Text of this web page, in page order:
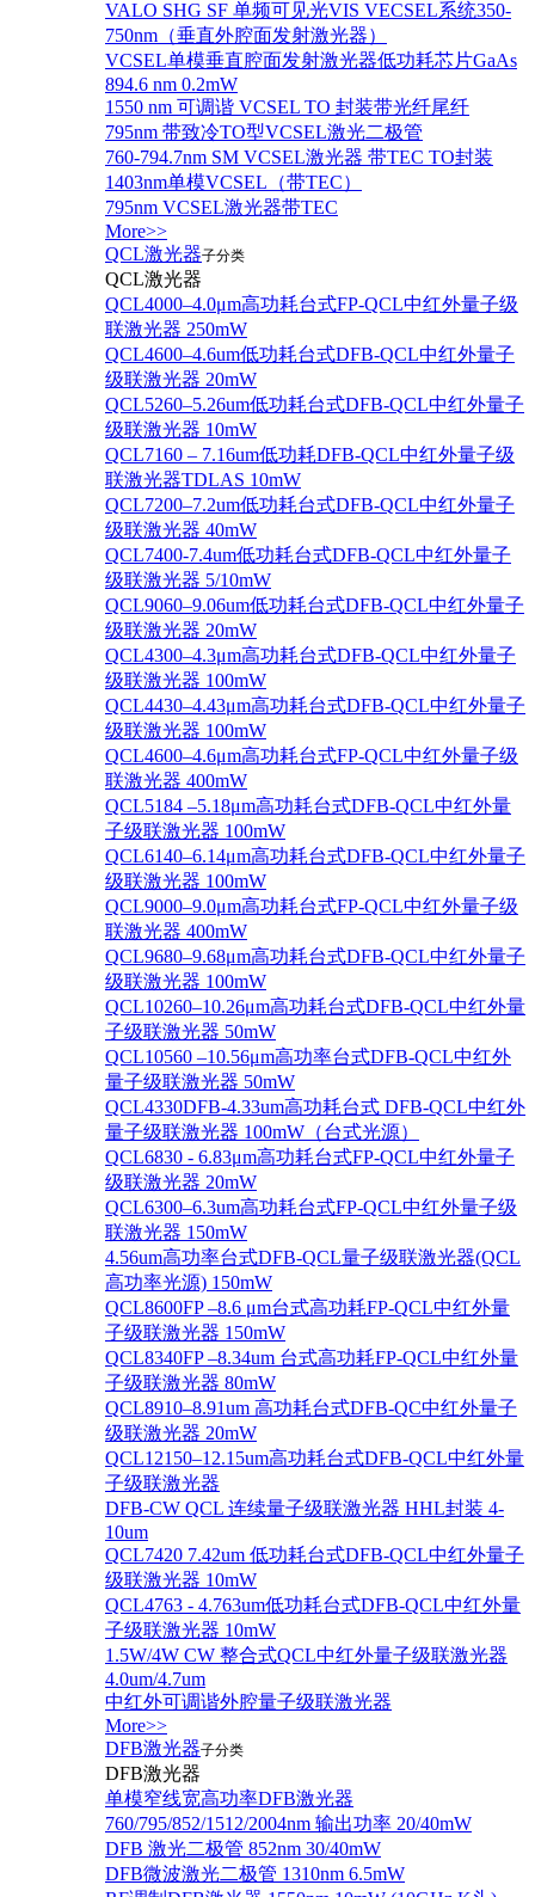
VALO SHG SF 单频可见光VIS VECSEL系统350-
750nm（垂直外腔面发射激光器）
VCSEL单模垂直腔面发射激光器低功耗芯片GaAs
894.6 nm 0.2mW
1550 nm 可调谐 VCSEL TO 封装带光纤尾纤
795nm 带致冷TO型VCSEL激光二极管
760-794.7nm SM VCSEL激光器 带TEC TO封装
1403nm单模VCSEL（带TEC）
795nm VCSEL激光器带TEC
More>>
QCL激光器子分类
QCL激光器
QCL4000–4.0μm高功耗台式FP-QCL中红外量子级
联激光器 250mW
QCL4600–4.6um低功耗台式DFB-QCL中红外量子
级联激光器 20mW
QCL5260–5.26um低功耗台式DFB-QCL中红外量子
级联激光器 10mW
QCL7160 – 7.16um低功耗DFB-QCL中红外量子级
联激光器TDLAS 10mW
QCL7200–7.2um低功耗台式DFB-QCL中红外量子
级联激光器 40mW
QCL7400-7.4um低功耗台式DFB-QCL中红外量子
级联激光器 5/10mW
QCL9060–9.06um低功耗台式DFB-QCL中红外量子
级联激光器 20mW
QCL4300–4.3μm高功耗台式DFB-QCL中红外量子
级联激光器 100mW
QCL4430–4.43μm高功耗台式DFB-QCL中红外量子
级联激光器 100mW
QCL4600–4.6μm高功耗台式FP-QCL中红外量子级
联激光器 400mW
QCL5184 –5.18μm高功耗台式DFB-QCL中红外量
子级联激光器 100mW
QCL6140–6.14μm高功耗台式DFB-QCL中红外量子
级联激光器 100mW
QCL9000–9.0μm高功耗台式FP-QCL中红外量子级
联激光器 400mW
QCL9680–9.68μm高功耗台式DFB-QCL中红外量子
级联激光器 100mW
QCL10260–10.26μm高功耗台式DFB-QCL中红外量
子级联激光器 50mW
QCL10560 –10.56μm高功率台式DFB-QCL中红外
量子级联激光器 50mW
QCL4330DFB-4.33um高功耗台式 DFB-QCL中红外
量子级联激光器 100mW（台式光源）
QCL6830 - 6.83μm高功耗台式FP-QCL中红外量子
级联激光器 20mW
QCL6300–6.3um高功耗台式FP-QCL中红外量子级
联激光器 150mW
4.56um高功率台式DFB-QCL量子级联激光器(QCL
高功率光源) 150mW
QCL8600FP –8.6 μm台式高功耗FP-QCL中红外量
子级联激光器 150mW
QCL8340FP –8.34um 台式高功耗FP-QCL中红外量
子级联激光器 80mW
QCL8910–8.91um 高功耗台式DFB-QC中红外量子
级联激光器 20mW
QCL12150–12.15um高功耗台式DFB-QCL中红外量
子级联激光器
DFB-CW QCL 连续量子级联激光器 HHL封装 4-
10um
QCL7420 7.42um 低功耗台式DFB-QCL中红外量子
级联激光器 10mW
QCL4763 - 4.763um低功耗台式DFB-QCL中红外量
子级联激光器 10mW
1.5W/4W CW 整合式QCL中红外量子级联激光器
4.0um/4.7um
中红外可调谐外腔量子级联激光器
More>>
DFB激光器子分类
DFB激光器
单模窄线宽高功率DFB激光器
760/795/852/1512/2004nm 输出功率 20/40mW
DFB 激光二极管 852nm 30/40mW
DFB微波激光二极管 1310nm 6.5mW